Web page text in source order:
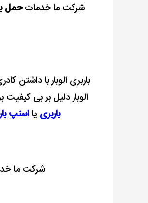
شرکت ما خدماتحمل
باربری الوبار با داشتن
الوبار دلیل بر بی
باربرییااسنپ
شرکت ما